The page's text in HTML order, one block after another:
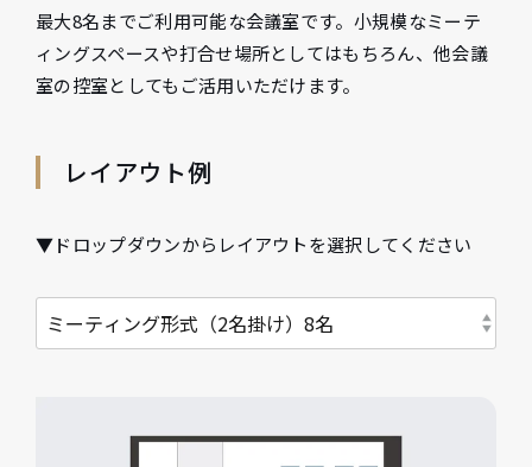
最大8名までご利用可能な会議室です。小規模なミーテ
ィングスペースや打合せ場所としてはもちろん、他会議
室の控室としてもご活用いただけます。
レイアウト例
▼ドロップダウンからレイアウトを選択してください